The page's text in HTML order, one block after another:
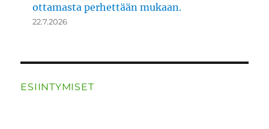
ottamasta perhettään mukaan.
22.7.2026
ESIINTYMISET